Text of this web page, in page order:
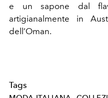
e un sapone dal
artigianalmente in
dell’Oman.
Tags